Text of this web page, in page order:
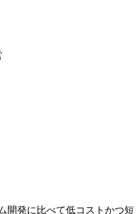
開発に比べて低コストかつ短